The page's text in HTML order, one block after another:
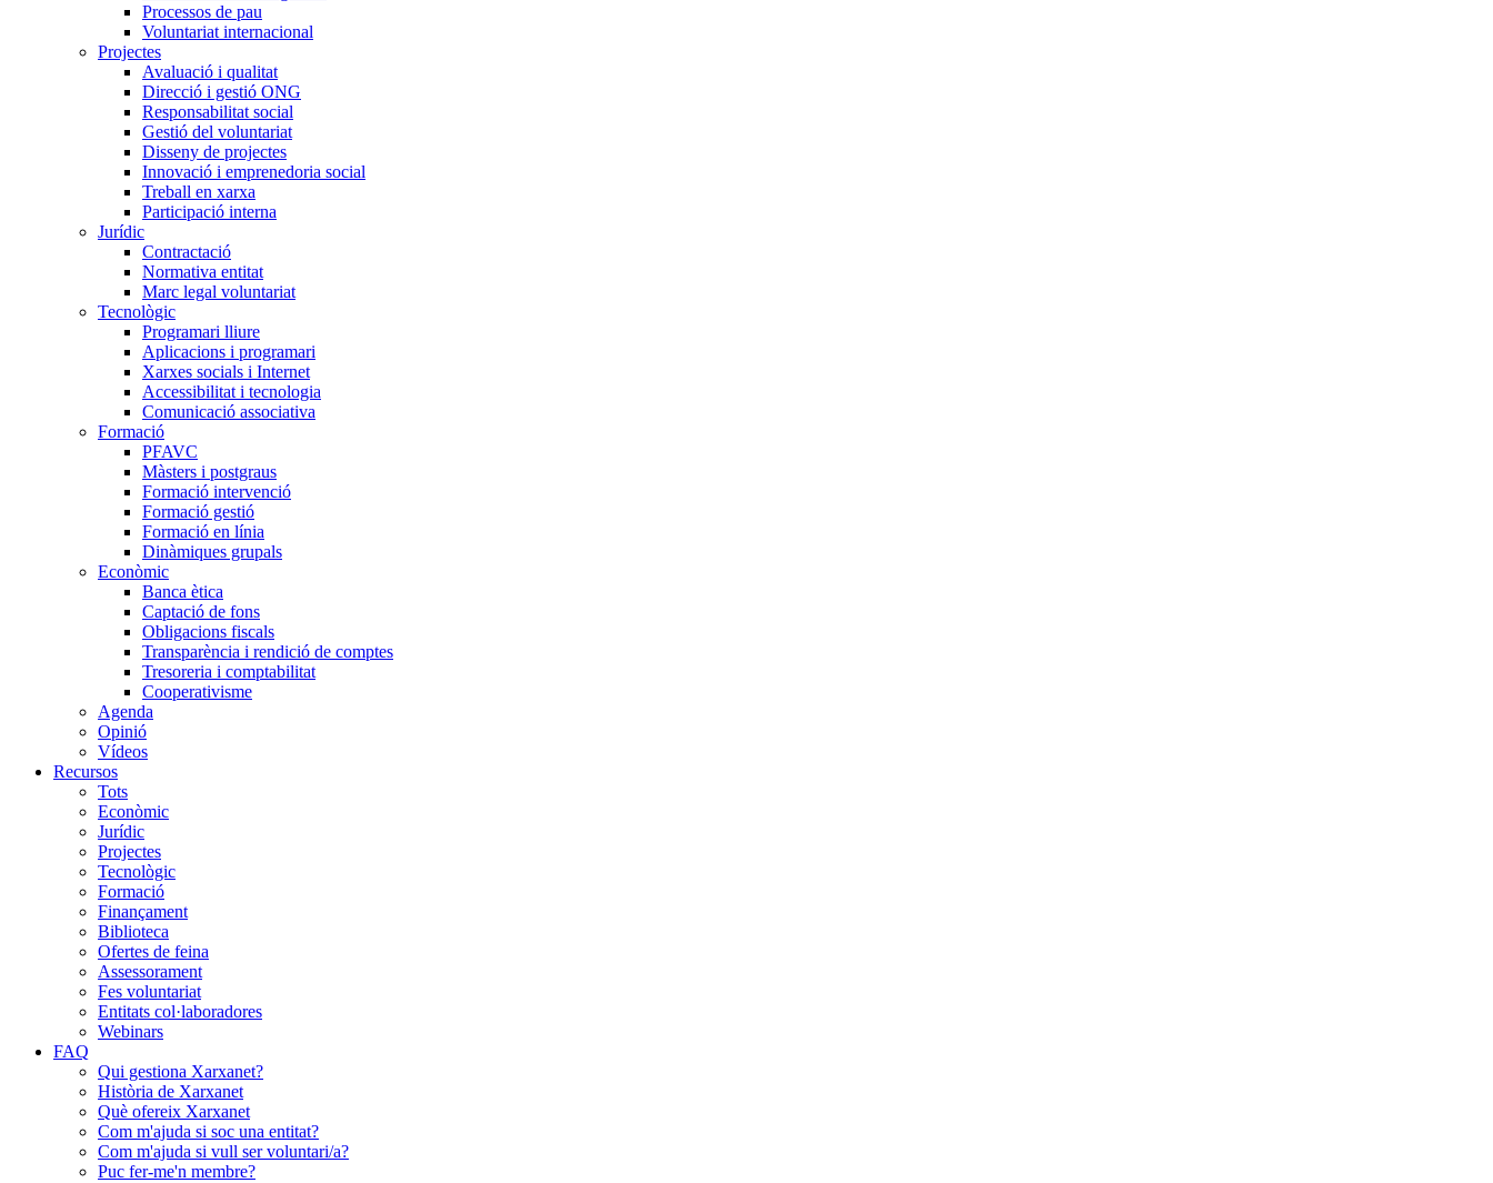
Processos de pau
Voluntariat internacional
Projectes
Avaluació i qualitat
Direcció i gestió ONG
Responsabilitat social
Gestió del voluntariat
Disseny de projectes
Innovació i emprenedoria social
Treball en xarxa
Participació interna
Jurídic
Contractació
Normativa entitat
Marc legal voluntariat
Tecnològic
Programari lliure
Aplicacions i programari
Xarxes socials i Internet
Accessibilitat i tecnologia
Comunicació associativa
Formació
PFAVC
Màsters i postgraus
Formació intervenció
Formació gestió
Formació en línia
Dinàmiques grupals
Econòmic
Banca ètica
Captació de fons
Obligacions fiscals
Transparència i rendició de comptes
Tresoreria i comptabilitat
Cooperativisme
Agenda
Opinió
Vídeos
Recursos
Tots
Econòmic
Jurídic
Projectes
Tecnològic
Formació
Finançament
Biblioteca
Ofertes de feina
Assessorament
Fes voluntariat
Entitats col·laboradores
Webinars
FAQ
Qui gestiona Xarxanet?
Història de Xarxanet
Què ofereix Xarxanet
Com m'ajuda si soc una entitat?
Com m'ajuda si vull ser voluntari/a?
Puc fer-me'n membre?